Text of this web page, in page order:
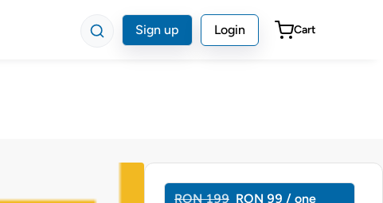
Sign up Login Cart
RON 199 RON 99 / one